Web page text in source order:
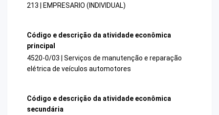
213 | EMPRESARIO (INDIVIDUAL)
Código e descrição da atividade econômica
principal
4520-0/03 | Serviços de manutenção e reparação
elétrica de veículos automotores
Código e descrição da atividade econômica
secundária